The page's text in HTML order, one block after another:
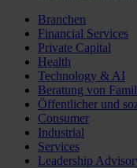
Branchen
Financial Services
Private Capital
Health
Technology & AI
Beratung von
Öffentlicher und
Consumer
Industrial
Services
Leadership